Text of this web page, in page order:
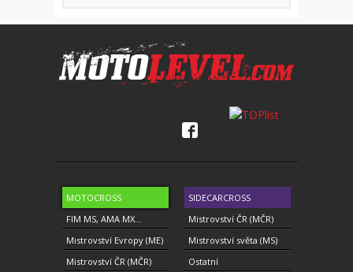
MOTOCROSS
FIM MS, AMA MX...
Mistrovství Evropy (ME)
Mistrovství ČR (MČR)
SIDECARCROSS
Mistrovství ČR (MČR)
Mistrovství světa (MS)
Ostatní